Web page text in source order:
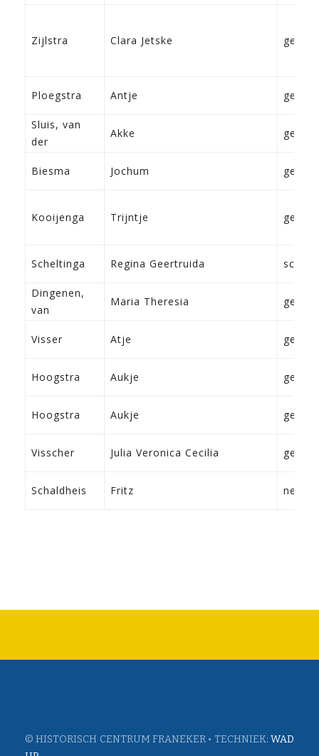
Zijlstra Clara Jetske geen
Ploegstra Antje geen
Sluis, van
der
Akke geen
Biesma Jochum geen
Kooijenga Trijntje geen
Scheltinga Regina Geertruida
Dingenen,
van
Maria Theresia geen
Visser Atje geen
Hoogstra Aukje geen
Hoogstra Aukje geen
Visscher Julia Veronica Cecilia geen
Schaldheis Fritz neef
© HISTORISCH CENTRUM FRANEKER • TECHNIEK: WAD